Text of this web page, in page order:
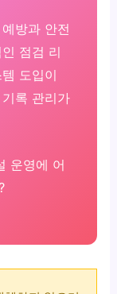
방과 안전
점검 리
도입이
록 관리가
운영에 어